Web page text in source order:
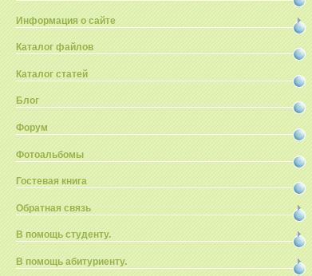
Информация о сайте
Каталог файлов
Каталог статей
Блог
Форум
Фотоальбомы
Гостевая книга
Обратная связь
В помощь студенту.
В помощь абитуриенту.